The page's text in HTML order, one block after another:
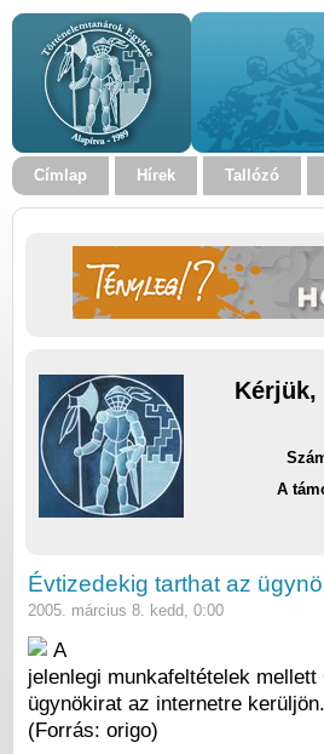
Címlap Hírek Tallózó
A
Évtizedekig tarthat az
2005. március 8. kedd, 0:00
A
jelenlegi munkafeltételek
ügynökirat az internetre kerüljön.
(Forrás: origo)